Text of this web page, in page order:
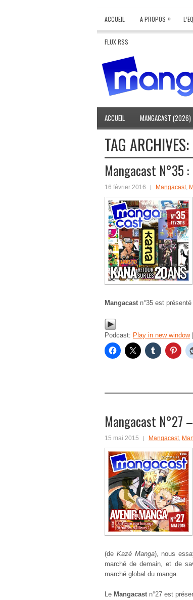
ACCUEIL A PROPOS »
FLUX RSS
ACCUEIL MANGACAST (2026)
TAG ARCHIVES:
Mangacast N°35
16 février 2016 Mangacast,
Mangacast n°35 est présenté
Podcast: Play in new window|
Mangacast N°27
15 mai 2015 Mangacast,
(de Kazé Manga), nous
marché de demain, et de
marché global du manga.
Le Mangacast n°27 est